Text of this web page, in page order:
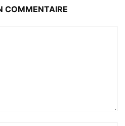
COMMENTAIRE